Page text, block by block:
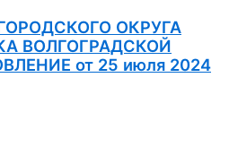
ОКРУГА
ВОЛГОГРАДСКОЙ
от 25 июля 2024